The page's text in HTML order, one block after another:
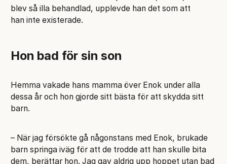
blev så illa behandlad, upplevde han det som att
han inte existerade.
Hon bad för sin son
Hemma vakade hans mamma över Enok under alla
dessa år och hon gjorde sitt bästa för att skydda sitt
barn.
– När jag försökte gå någonstans med Enok, brukade
barn springa iväg för att de trodde att han skulle bita
dem, berättar hon. Jag gav aldrig upp hoppet utan bad